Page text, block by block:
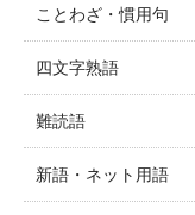
ことわざ・慣用句
四文字熟語
難読語
新語・ネット用語